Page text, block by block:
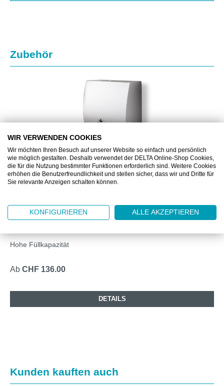
Produktgalerie überspringen
Zubehör
DELTACLEAN® WC-JUMBOROLLENSPENDER
Hohe Füllkapazität
Ab CHF 136.00
DETAILS
Produktgalerie überspringen
Kunden kauften auch
WIR VERWENDEN COOKIES
Wir möchten Ihren Besuch auf unserer Website so einfach und persönlich
wie möglich gestalten. Deshalb verwendet der DELTA Online-Shop Cookies,
die für die Nutzung bestimmter Funktionen erforderlich sind. Weitere Cookies
erhöhen die Benutzerfreundlichkeit und stellen sicher, dass wir und Dritte für
Sie relevante Anzeigen schalten können.
KONFIGURIEREN ALLE AKZEPTIEREN